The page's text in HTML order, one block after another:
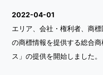
2022-04-01
エリア、会社・権利者、商
の商標情報を提供する総合
ス」の提供を開始しました。